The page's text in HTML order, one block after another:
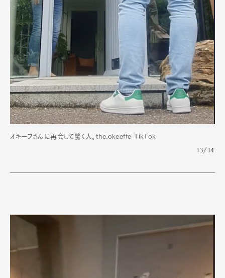
オキーフさんに再会して驚く人。the.okeeffe-TikTok
13/14